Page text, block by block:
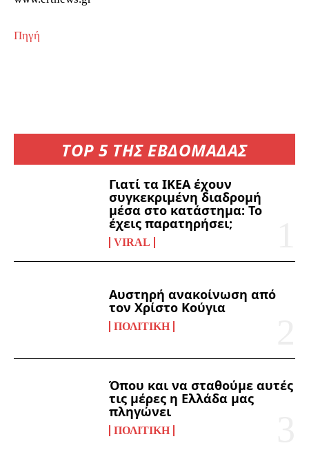
TOP 5 ΤΗΣ ΕΒΔΟΜΑΔΑΣ
Γιατί τα ΙΚΕΑ έχουν
συγκεκριμένη διαδρομή
μέσα στο κατάστημα: Το
έχεις παρατηρήσει;
VIRAL
Αυστηρή ανακοίνωση από
τον Χρίστο Κούγια
ΠΟΛΙΤΙΚΉ
Όπου και να σταθούμε αυτές
τις μέρες η Ελλάδα μας
πληγώνει
ΠΟΛΙΤΙΚΉ
Πηγή